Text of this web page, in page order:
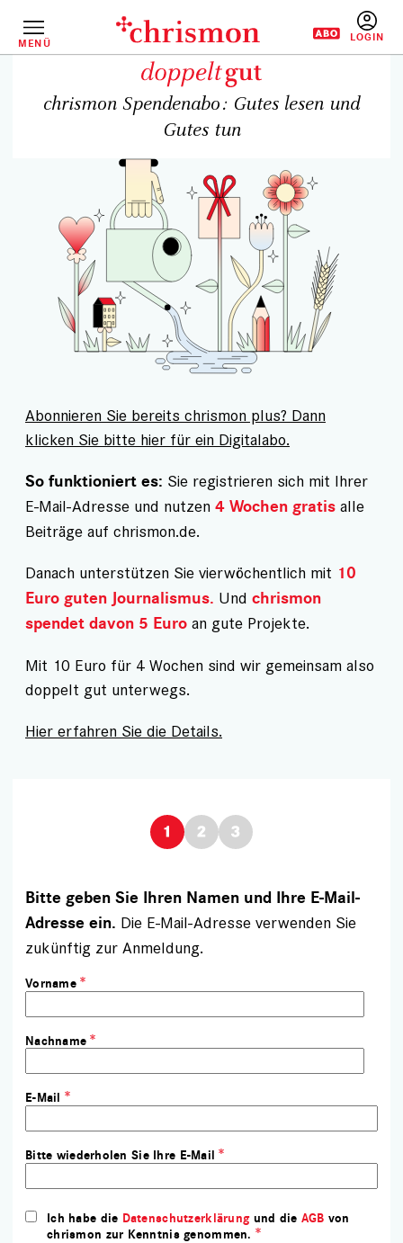
InhaltMENÜ
chrismon Spendenabo: Gutes lesen und
Gutes tun
Abonnieren Sie bereits chrismon plus? Dann
klicken Sie bitte hier für ein Digitalabo.
So funktioniert es: Sie registrieren sich mit Ihrer
E-Mail-Adresse und nutzen 4 Wochen gratis alle
Beiträge auf chrismon.de.
Danach unterstützen Sie vierwöchentlich mit 10
Euro guten Journalismus. Und chrismon
spendet davon 5 Euro an gute Projekte.
Mit 10 Euro für 4 Wochen sind wir gemeinsam also
doppelt gut unterwegs.
Hier erfahren Sie die Details.
Bitte geben Sie Ihren Namen und Ihre E-Mail-
Adresse ein. Die E-Mail-Adresse verwenden Sie
zukünftig zur Anmeldung.
Vorname
Nachname
E-Mail
Bitte wiederholen Sie Ihre E-Mail
Ich habe die Datenschutzerklärungund die AGB von
chrismon zur Kenntnis genommen.